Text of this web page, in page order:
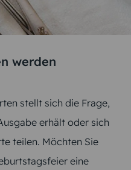
werden
stellt sich die Frage,
erhält oder sich
teilen. Möchten Sie
eine